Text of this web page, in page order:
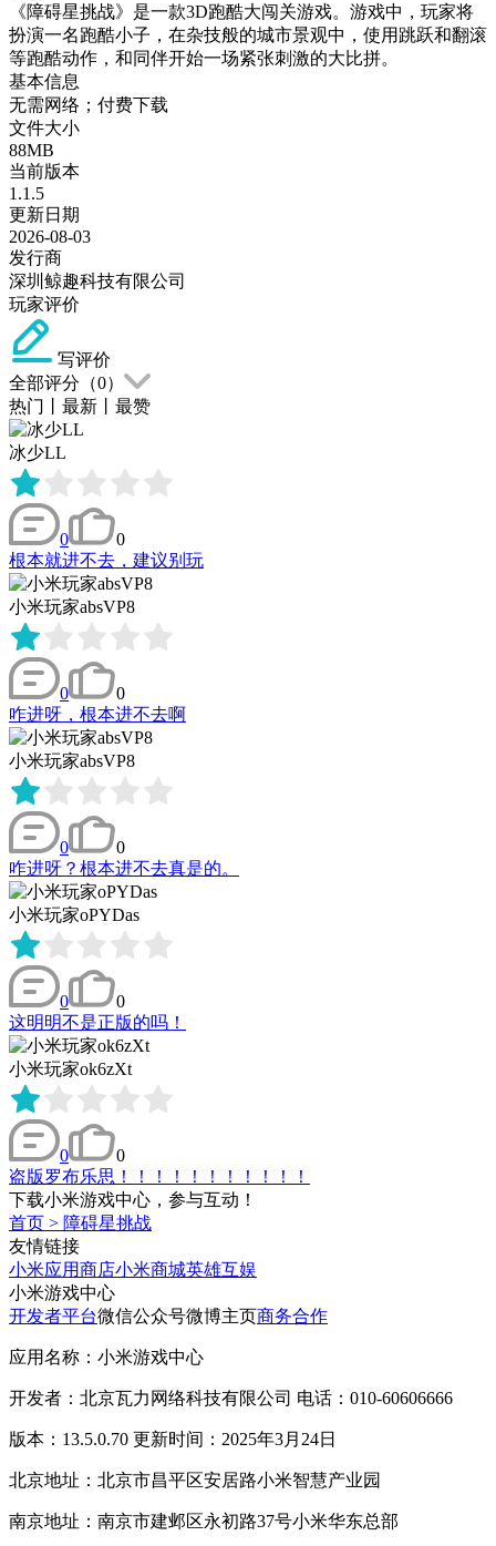
《障碍星挑战》是一款3D跑酷大闯关游戏。游戏中，玩家将
扮演一名跑酷小子，在杂技般的城市景观中，使用跳跃和翻滚
等跑酷动作，和同伴开始一场紧张刺激的大比拼。
基本信息
无需网络；付费下载
文件大小
88MB
当前版本
1.1.5
更新日期
2026-08-03
发行商
深圳鲸趣科技有限公司
玩家评价
写评价
全部评分（0）
热门
最新 最赞
冰少LL
0
0
根本就进不去，建议别玩
小米玩家absVP8
0
0
咋进呀，根本进不去啊
小米玩家absVP8
0
0
咋进呀？根本进不去真是的。
小米玩家oPYDas
0
0
这明明不是正版的吗！
小米玩家ok6zXt
0
0
盗版罗布乐思！！！！！！！！！！！
下载小米游戏中心，参与互动！
首页 > 障碍星挑战
友情链接
小米应用商店小米商城英雄互娱
小米游戏中心
开发者平台微信公众号微博主页商务合作
应用名称：小米游戏中心
开发者：北京瓦力网络科技有限公司 电话：010-60606666
版本：13.5.0.70 更新时间：2025年3月24日
北京地址：北京市昌平区安居路小米智慧产业园
南京地址：南京市建邺区永初路37号小米华东总部